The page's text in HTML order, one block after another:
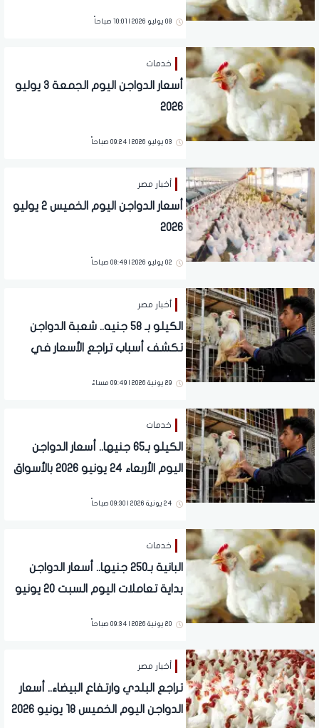
08 يوليو 2026 | 10:01 صباحاً
خدمات
أسعار الدواجن اليوم الجمعة 3 يوليو
2026
03 يوليو 2026 | 09:24 صباحاً
أخبار مصر
أسعار الدواجن اليوم الخميس 2 يوليو
2026
02 يوليو 2026 | 08:49 صباحاً
أخبار مصر
الكيلو بـ 58 جنيه.. شعبة الدواجن
تكشف أسباب تراجع الأسعار في
29 يونية 2026 | 09:49 مساءً
خدمات
الكيلو بـ65 جنيها.. أسعار الدواجن
اليوم الأربعاء 24 يونيو 2026 بالأسواق
24 يونية 2026 | 09:30 صباحاً
خدمات
البانية بـ250 جنيها.. أسعار الدواجن
بداية تعاملات اليوم السبت 20 يونيو
20 يونية 2026 | 09:34 صباحاً
أخبار مصر
تراجع البلدي وارتفاع البيضاء.. أسعار
الدواجن اليوم الخميس 18 يونيو 2026